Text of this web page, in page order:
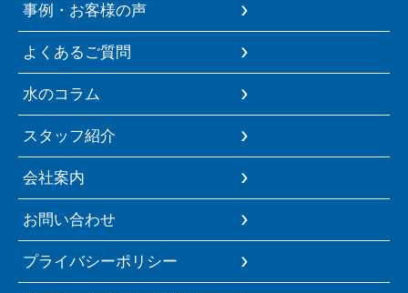
事例・お客様の声
よくあるご質問
水のコラム
スタッフ紹介
会社案内
お問い合わせ
プライバシーポリシー